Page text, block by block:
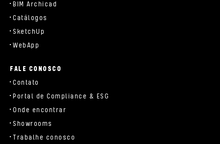
BIM Archicad
Catálogos
SketchUp
WebApp
FALE CONOSCO
Contato
Portal de Compliance & ESG
Onde encontrar
Showrooms
Trabalhe conosco